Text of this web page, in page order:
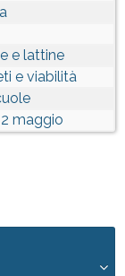
e lattine
e viabilità
maggio